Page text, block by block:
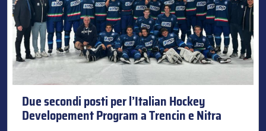
Due secondi posti per l’Italian Hockey
Developement Program a Trencin e Nitra